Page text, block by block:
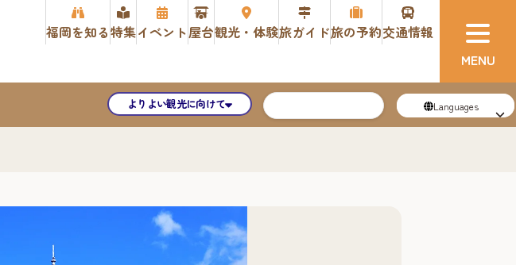
福岡を知る特集イベント屋台観光・体験旅ガイド旅の予約交通情報
よりよい観光に向けて Languages